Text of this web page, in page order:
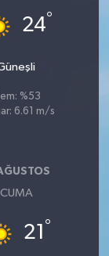
24°
%53
6.61 m/s
CUMA
21 °